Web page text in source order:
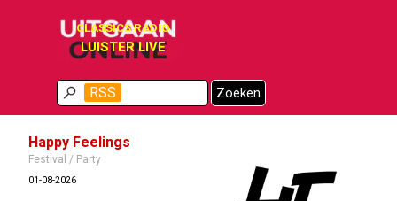
CLASSICS RADIO
LUISTER LIVE
Zoeken
RSS
Menu overslaan
Happy Feelings
Festival / Party
01-08-2026